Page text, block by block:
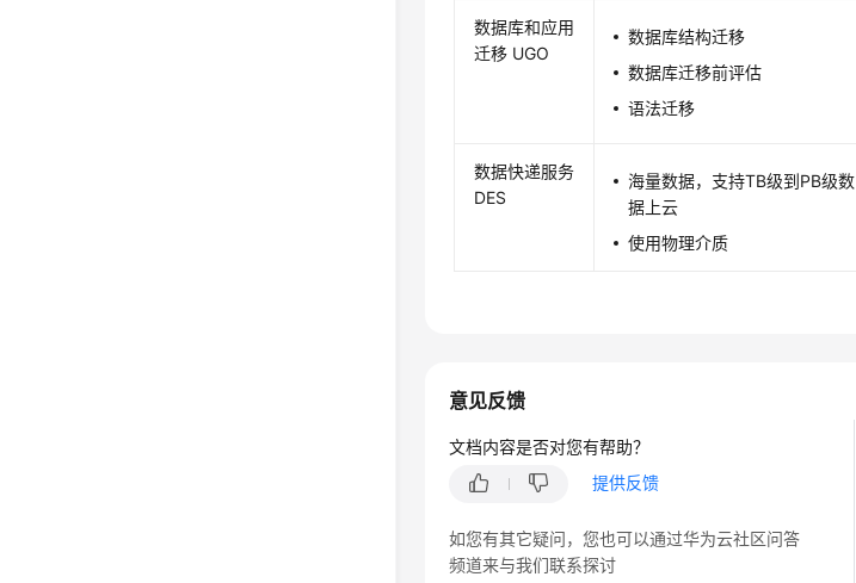
数据库和应用
迁移 UGO
数据库结构迁移
数据库迁移前评估
语法迁移
数据快递服务
DES
海量数据，支持TB级到PB级数
据上云
使用物理介质
意见反馈
文档内容是否对您有帮助？
提供反馈
如您有其它疑问，您也可以通过华为云社区问答
频道来与我们联系探讨